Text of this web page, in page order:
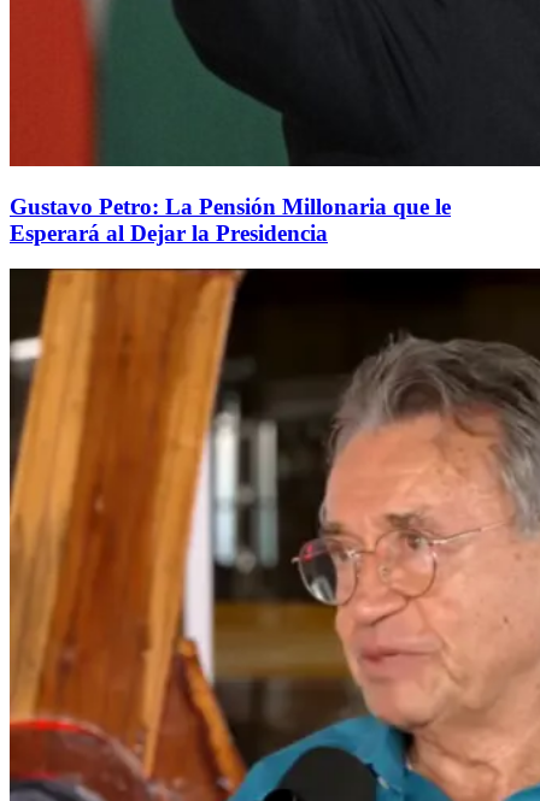
Gustavo Petro: La Pensión Millonaria que le
Esperará al Dejar la Presidencia